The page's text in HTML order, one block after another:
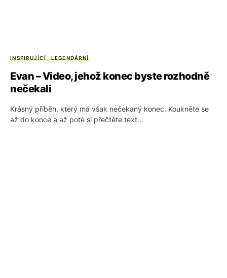
INSPIRUJÍCÍ LEGENDÁRNÍ
Evan – Video, jehož konec byste rozhodně
nečekali
Krásný příběh, který má však nečekaný konec. Koukněte se
až do konce a až poté si přečtěte text…